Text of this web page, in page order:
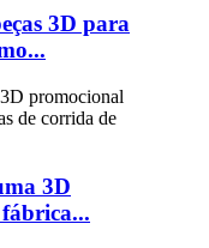
3D para
3D